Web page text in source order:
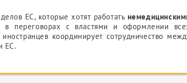
ЕС, которые хотят работать
в переговорах с властями и оформлении
координирует сотрудничество
ЕС.